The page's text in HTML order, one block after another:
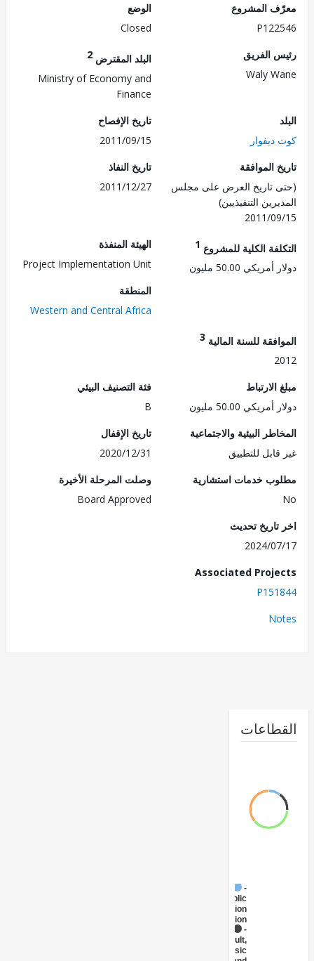
المشروع
الفريق
Waly
البلد المقترض
Ministry of Economy and
تاريخ الإفصاح
2011/09/15
الموافقة
تاريخ العرض على مجلس
التنفيذيين)
2011/
تاريخ النفاذ
2011/12/27
الكلية للمشروع1
50.00 مليون
الهيئة المنفذة
Project Implementation Unit
Western and Central Africa
للسنة المالية3
50.00 مليون
فئة التصنيف البيئي
البيئية والاجتماعية
للتطبيق
تاريخ الإقفال
2020/12/31
خدمات استشارية
وصلت المرحلة الأخيرة
Board Approved
تحديث
2024/
Associated
Administration
- Education